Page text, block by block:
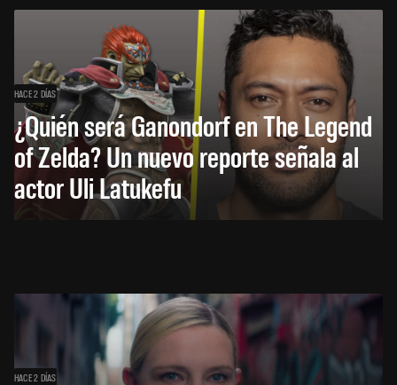
HACE 2 DÍAS
¿Quién será Ganondorf en The Legend
of Zelda? Un nuevo reporte señala al
actor Uli Latukefu
HACE 2 DÍAS